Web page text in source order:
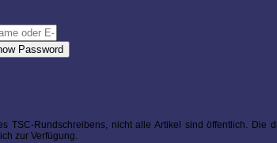
Password
TSC-Rundschreibens, nicht alle Artikel sind öffentlich. Die
zur Verfügung.